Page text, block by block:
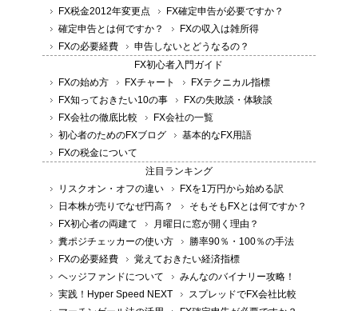
FX税金2012年変更点
FX確定申告が必要ですか？
確定申告とは何ですか？
FXの収入は雑所得
FXの必要経費
申告しないとどうなるの？
FX初心者入門ガイド
FXの始め方
FXチャート
FXテクニカル指標
FX知っておきたい10の事
FXの失敗談・体験談
FX会社の徹底比較
FX会社の一覧
初心者のためのFXブログ
基本的なFX用語
FXの税金について
注目ランキング
リスクオン・オフの違い
FXを1万円から始める訳
日本株が売りでなぜ円高？
そもそもFXとは何ですか？
FX初心者の両建て
月曜日に窓が開く理由？
糞ポジチェッカーの使い方
勝率90％・100％の手法
FXの必要経費
覚えておきたい経済指標
ヘッジファンドについて
みんなのバイナリー攻略！
実践！Hyper Speed NEXT
スプレッドでFX会社比較